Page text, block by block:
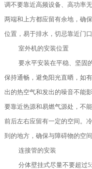
调不要靠近高频设备、高功率
两端和上方都应留有余地，确
位置，易于排水，切忌靠近门
室外机的安装位置
要水平安装在平稳、坚固
保持通畅，避免阳光直晒，如
出的热空气和发出的噪音不能
要靠近热源和易燃气源处，不
前后左右应留有一定的空间。
到的地方，确保与障碍物的空间
连接管的安装
分体壁挂式尽量不要超过